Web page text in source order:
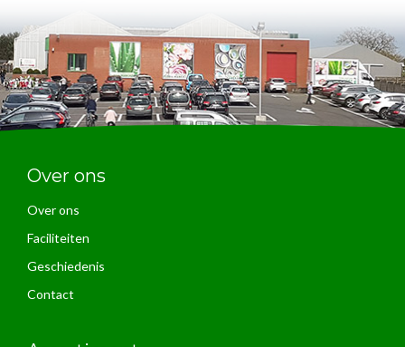
Over ons
Over ons
Faciliteiten
Geschiedenis
Contact